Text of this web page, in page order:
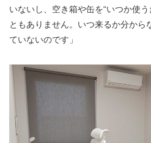
いないし、空き箱や缶を“いつか使
ともありません。いつ来るか分から
ていないのです」